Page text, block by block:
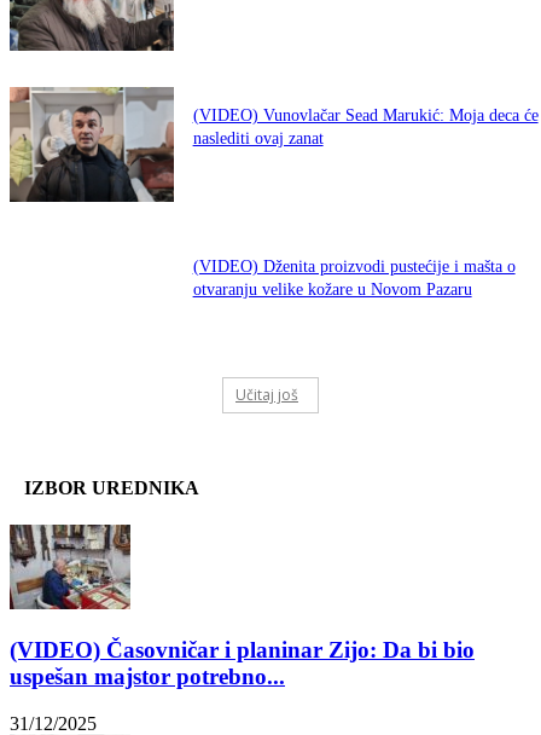
(VIDEO) Vunovlačar Sead Marukić: Moja deca će
naslediti ovaj zanat
(VIDEO) Dženita proizvodi pustećije i mašta o
otvaranju velike kožare u Novom Pazaru
Učitaj još
IZBOR UREDNIKA
(VIDEO) Časovničar i planinar Zijo: Da bi bio
uspešan majstor potrebno...
31/12/2025